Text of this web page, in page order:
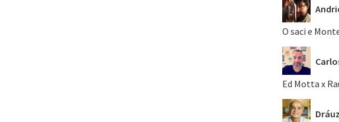
O saci e
Ed Motta x